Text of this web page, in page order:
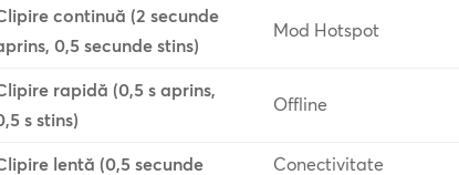
continuă (2 secunde
0,5 secunde stins)
Mod Hotspot
rapidă (0,5 s aprins,
s stins)
Offline
lentă (0,5 secunde
Conectivitate